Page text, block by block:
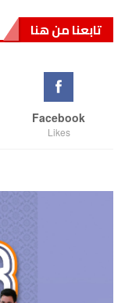
تابعنا من هنا
Facebook
Likes